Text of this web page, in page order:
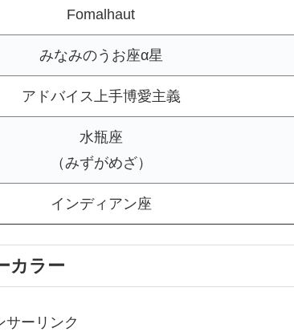
Fomalhaut
みなみのうお座α星
アドバイス上手博愛主義
水瓶座
（みずがめざ）
インディアン座
カラー
サーリンク